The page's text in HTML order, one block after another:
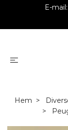
E-mail:
Hem